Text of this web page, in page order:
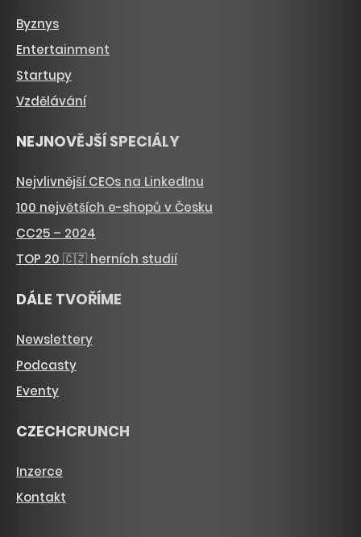
Byznys
Entertainment
Startupy
Vzdělávání
NEJNOVĚJŠÍ SPECIÁLY
Nejvlivnější CEOs na LinkedInu
100 největších e-shopů v Česku
CC25 – 2024
TOP 20 🇨🇿 herních studií
DÁLE TVOŘÍME
Newslettery
Podcasty
Eventy
CZECHCRUNCH
Inzerce
Kontakt